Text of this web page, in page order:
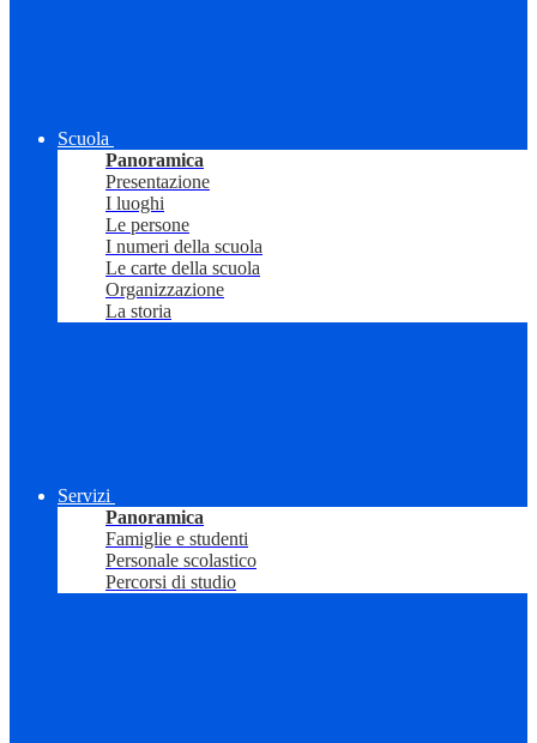
Scuola
Panoramica
Presentazione
I luoghi
Le persone
I numeri della scuola
Le carte della scuola
Organizzazione
La storia
Servizi
Panoramica
Famiglie e studenti
Personale scolastico
Percorsi di studio